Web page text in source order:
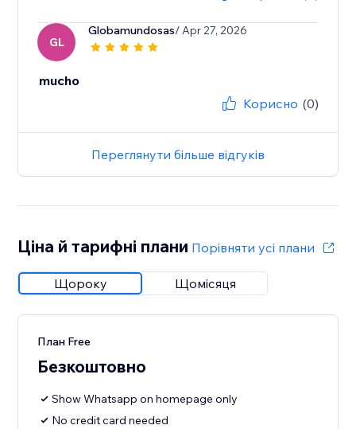
GL
Globamundosas/ Apr 27, 2026
mucho
Корисно (0)
Переглянути більше відгуків
Ціна й тарифні плани Порівняти усі плани
Щороку Щомісяця
План Free
Безкоштовно
Show Whatsapp on homepage only
No credit card needed